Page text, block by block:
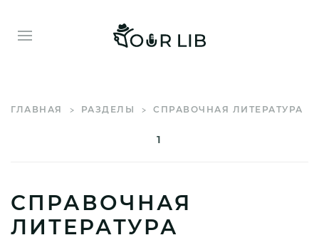
ГЛАВНАЯ РАЗДЕЛЫ СПРАВОЧНАЯ ЛИТЕРАТУРА
1
СПРАВОЧНАЯ
ЛИТЕРАТУРА